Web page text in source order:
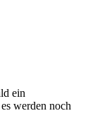
ein
werden noch